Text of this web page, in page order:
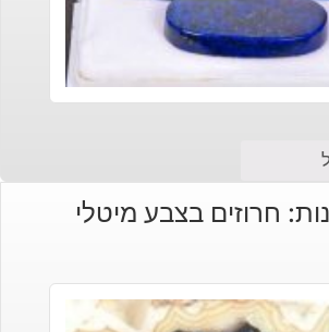
חרוזים בצבע מיטלי